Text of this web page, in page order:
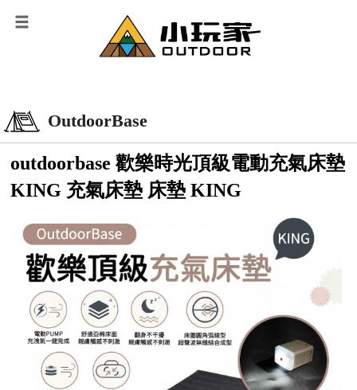
OutdoorBase
outdoorbase 歡樂時光頂級電動充氣床墊
KING 充氣床墊 床墊 KING